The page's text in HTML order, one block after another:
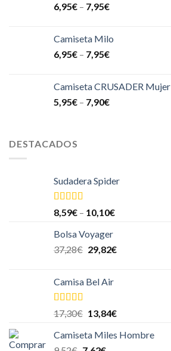
6,95€ – 7,95€
Camiseta Milo
6,95€ – 7,95€
Camiseta CRUSADER Mujer
5,95€ – 7,90€
DESTACADOS
Sudadera Spider
Valorado en
5.00
8,59€ – 10,10€
Bolsa Voyager
37,28€ 29,82€
Camisa Bel Air
Valorado
4.00
5
17,30€ 13,84€
Camiseta Miles Hombre